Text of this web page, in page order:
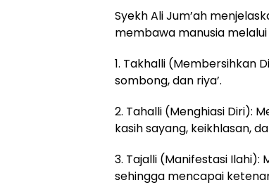
Syekh Ali Jum’ah
membawa manusia
1. Takhalli (Membersihkan
sombong, dan riya’.
2. Tahalli (Menghiasi Diri):
kasih sayang, keikhlasan,
3. Tajalli (Manifestasi
sehingga mencapai